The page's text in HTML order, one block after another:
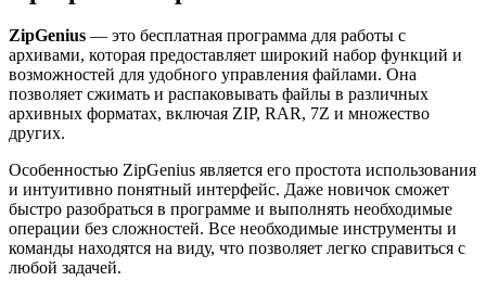
ZipGenius — это бесплатная программа для работы с
архивами, которая предоставляет широкий набор функций и
возможностей для удобного управления файлами. Она
позволяет сжимать и распаковывать файлы в различных
архивных форматах, включая ZIP, RAR, 7Z и множество
других.
Особенностью ZipGenius является его простота использования
и интуитивно понятный интерфейс. Даже новичок сможет
быстро разобраться в программе и выполнять необходимые
операции без сложностей. Все необходимые инструменты и
команды находятся на виду, что позволяет легко справиться с
любой задачей.